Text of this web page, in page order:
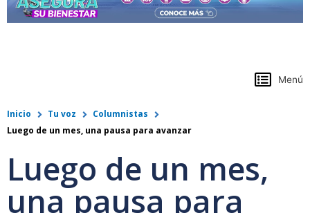
Menú
Inicio Tu voz
Columnistas
Luego de un mes, una pausa para avanzar
Luego de un mes,
una pausa para